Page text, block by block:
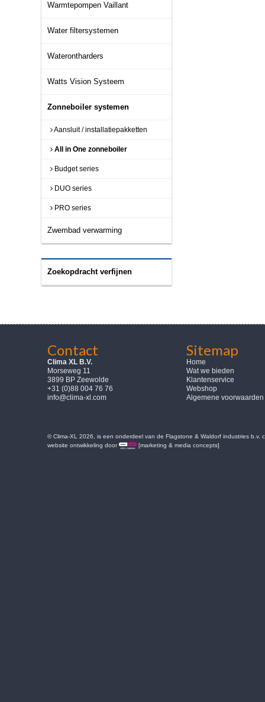
Warmtepompen Vaillant
Water filtersystemen
Waterontharders
Watts Vision Systeem
Zonneboiler systemen
Aansluit / installatiepakketten
All in One zonneboiler
Budget series
DUO series
PRO series
Zwembad verwarming
Zoekopdracht verfijnen
Contact
Clima XL B.V.
Morseweg 11
3899 BP Zeewolde
+31 (0)88 004 76 76
info@clima-xl.com
Sitemap
Home
Wat we bieden
Klantenservice
Webshop
Algemene voorwaarden
© Clima-XL 2026, is een onderdeel van de Flagstone & Waldorf industries b.v.
website ontwikkeling door
[marketing & media concepts]